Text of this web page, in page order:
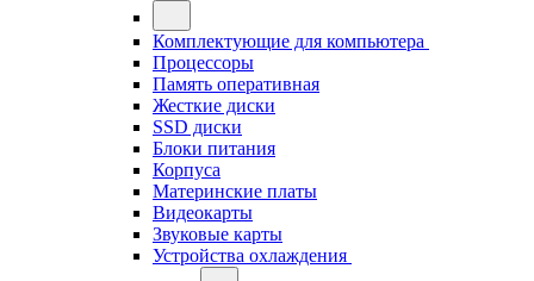
Комплектующие для компьютера
Процессоры
Память оперативная
Жесткие диски
SSD диски
Блоки питания
Корпуса
Материнские платы
Видеокарты
Звуковые карты
Устройства охлаждения